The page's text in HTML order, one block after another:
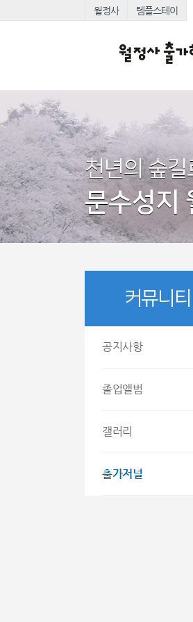
월정사 템플스테이
천년의 숲
문수성지
커뮤니티
공지사항
졸업앨범
갤러리
출가저널